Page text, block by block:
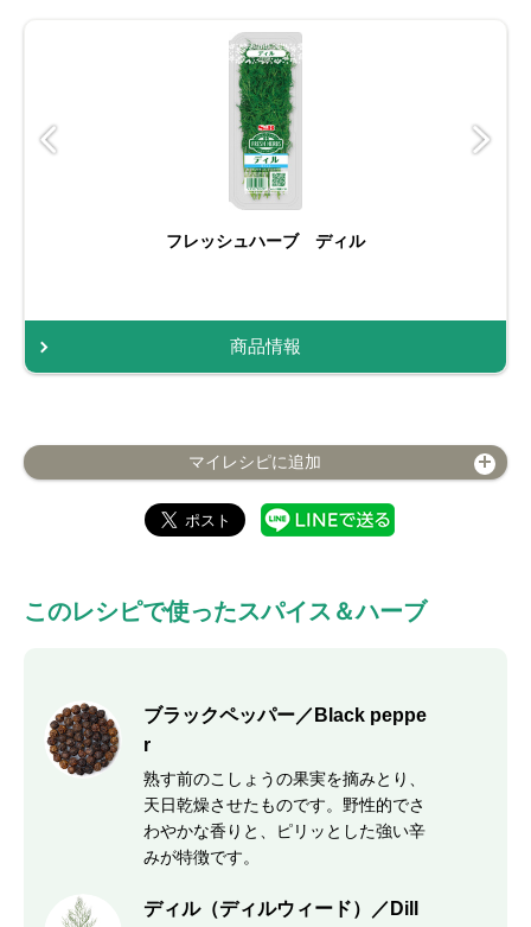
フレッシュハーブ ディル
商品情報
マイレシピに追加
このレシピで使ったスパイス＆ハーブ
ブラックペッパー／Black peppe
r
熟す前のこしょうの果実を摘みとり、
天日乾燥させたものです。野性的でさ
わやかな香りと、ピリッとした強い辛
みが特徴です。
ディル（ディルウィード）／Dill